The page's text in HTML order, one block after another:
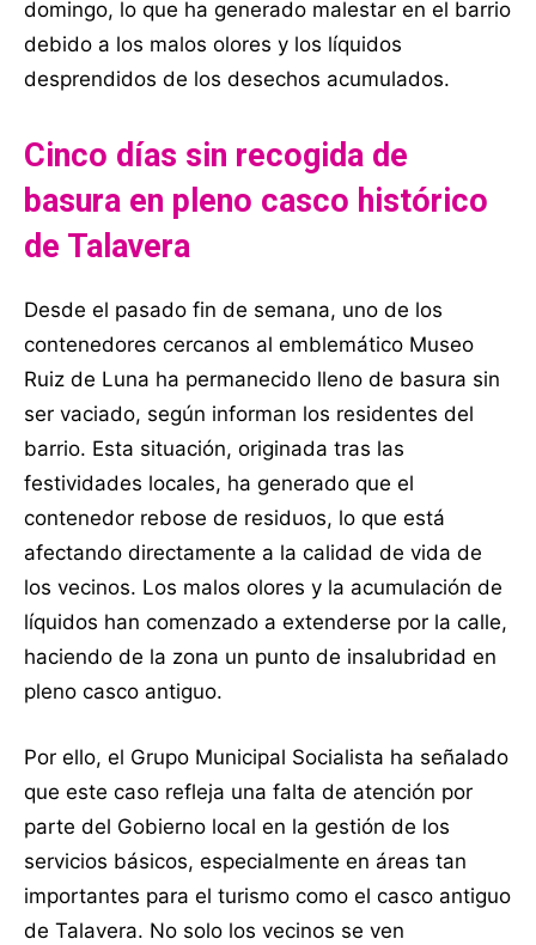
domingo, lo que ha generado malestar en el barrio
debido a los malos olores y los líquidos
desprendidos de los desechos acumulados.
Cinco días sin recogida de
basura en pleno casco histórico
de Talavera
Desde el pasado fin de semana, uno de los
contenedores cercanos al emblemático Museo
Ruiz de Luna ha permanecido lleno de basura sin
ser vaciado, según informan los residentes del
barrio. Esta situación, originada tras las
festividades locales, ha generado que el
contenedor rebose de residuos, lo que está
afectando directamente a la calidad de vida de
los vecinos. Los malos olores y la acumulación de
líquidos han comenzado a extenderse por la calle,
haciendo de la zona un punto de insalubridad en
pleno casco antiguo.
Por ello, el Grupo Municipal Socialista ha señalado
que este caso refleja una falta de atención por
parte del Gobierno local en la gestión de los
servicios básicos, especialmente en áreas tan
importantes para el turismo como el casco antiguo
de Talavera. No solo los vecinos se ven